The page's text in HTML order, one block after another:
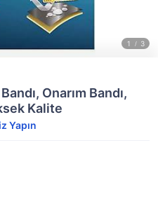
Onarım Bandı,
Kalite
Yapın